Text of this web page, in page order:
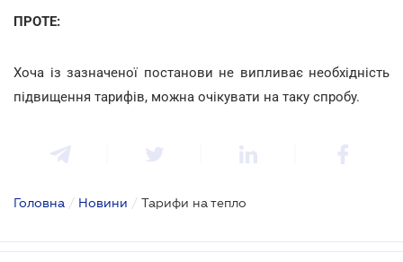
ПРОТЕ:
Хоча із зазначеної постанови не випливає необхідність
підвищення тарифів, можна очікувати на таку спробу.
Головна / Новини / Тарифи на тепло